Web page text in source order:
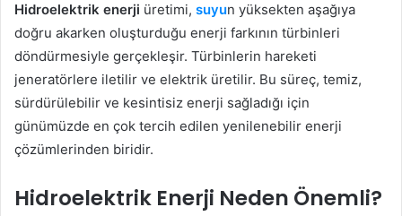
Hidroelektrik enerji üretimi, suyun yüksekten aşağıya
doğru akarken oluşturduğu enerji farkının türbinleri
döndürmesiyle gerçekleşir. Türbinlerin hareketi
jeneratörlere iletilir ve elektrik üretilir. Bu süreç, temiz,
sürdürülebilir ve kesintisiz enerji sağladığı için
günümüzde en çok tercih edilen yenilenebilir enerji
çözümlerinden biridir.
Hidroelektrik Enerji Neden Önemli?